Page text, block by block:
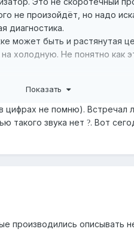
не произойдёт, но надо
диагностика.
может быть и растянутая
холодную. Не понятно как
Показать
не помню). Встречал
такого звука нет ?. Вот
производились описывать